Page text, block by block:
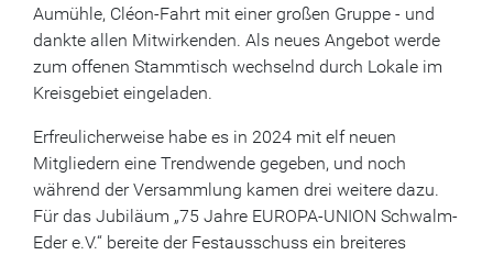
Aumühle, Cléon-Fahrt mit einer großen Gruppe - und
dankte allen Mitwirkenden. Als neues Angebot werde
zum offenen Stammtisch wechselnd durch Lokale im
Kreisgebiet eingeladen.
Erfreulicherweise habe es in 2024 mit elf neuen
Mitgliedern eine Trendwende gegeben, und noch
während der Versammlung kamen drei weitere dazu.
Für das Jubiläum „75 Jahre EUROPA-UNION Schwalm-
Eder e.V.“ bereite der Festausschuss ein breiteres